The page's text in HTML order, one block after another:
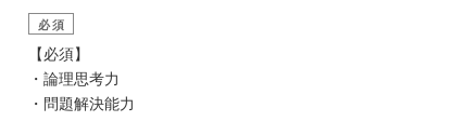
必須
【必須】
・論理思考力
・問題解決能力